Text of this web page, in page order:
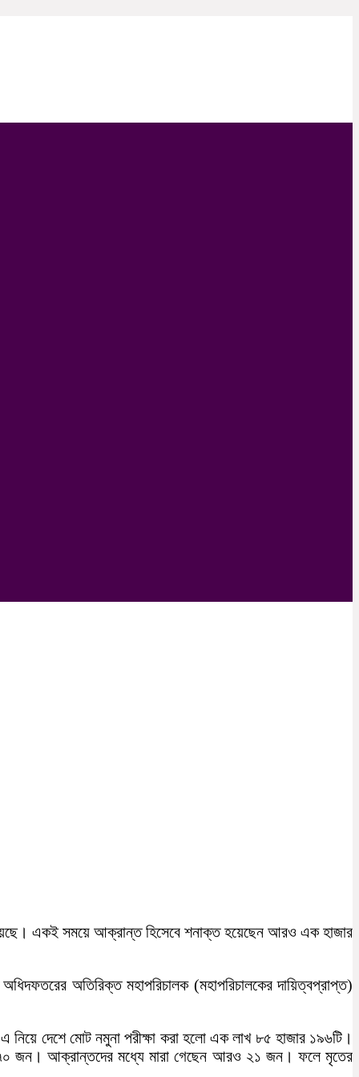
একই সময়ে আক্রান্ত হিসেবে শনাক্ত হয়েছেন আরও এক হাজার
অতিরিক্ত মহাপরিচালক (মহাপরিচালকের দায়িত্বপ্রাপ্ত)
দেশে মোট নমুনা পরীক্ষা করা হলো এক লাখ ৮৫ হাজার ১৯৬টি।
জন। আক্রান্তদের মধ্যে মারা গেছেন আরও ২১ জন। ফলে মৃতের